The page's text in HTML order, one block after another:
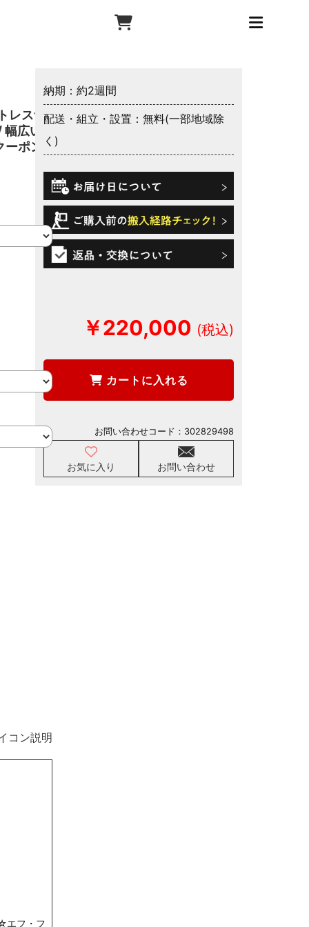
レスつ
広い
ポン
コン説明
エフ・フ
納期：約2週間
配送・組立・設置：無料(一部地域除
く)
￥220,000
カートに入れる
お気に入り お問い合わせ
お問い合わせコード： 302829498